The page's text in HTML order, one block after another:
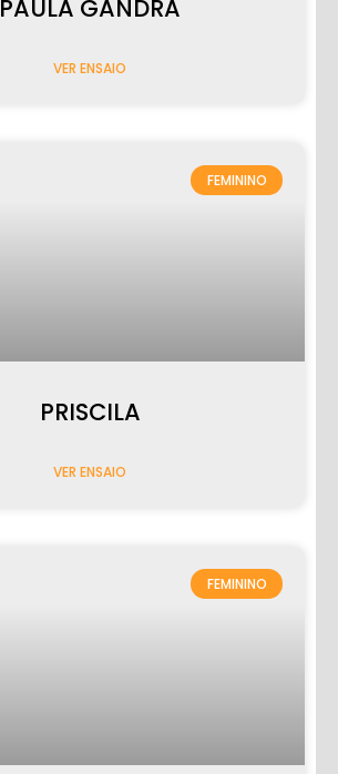
PAULA GANDRA
VER ENSAIO
FEMININO
PRISCILA
VER ENSAIO
FEMININO